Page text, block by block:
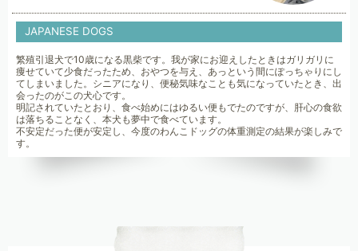
JAPANESE DOGS
繁殖引退犬で10歳になる黒柴です。我が家にお迎えしたときはガリガリに
痩せていて少食だったため、おやつを与え、あっという間にぽっちゃりにし
てしまいました。シニアになり、便秘気味なことも気になっていたとき、出
会ったのがこの犬心です。
明記されていたとおり、食べ始めにはゆるい便もでたのですが、肝心の食欲
は落ちることなく、本犬も夢中で食べています。
不安定だった便が安定し、今度のわんこドッグの体重測定の結果が楽しみで
す。